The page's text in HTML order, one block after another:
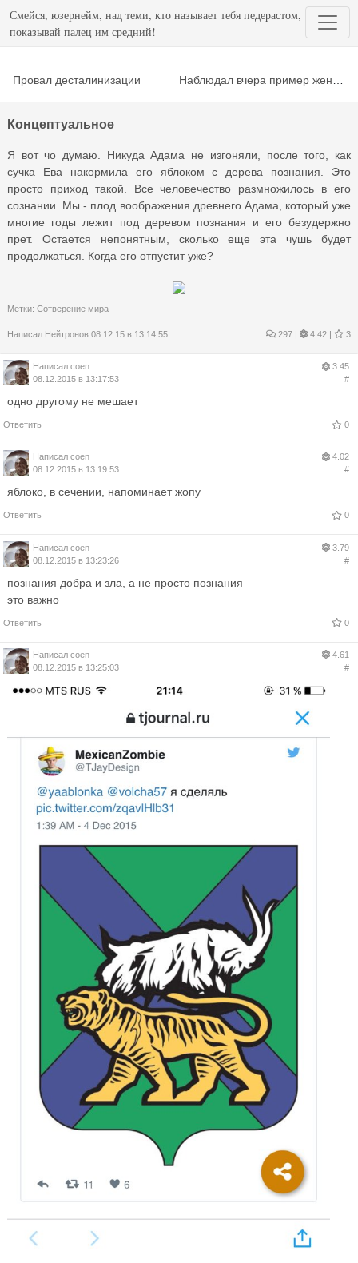
Смейся, юзернейм, над теми, кто называет тебя педерастом,
показывай палец им средний!
Провал десталинизации
Концептуальное
Я вот чо думаю. Никуда Адама не изгоняли, после того, как
сучка Ева накормила его яблоком с дерева познания. Это
просто приход такой. Все человечество размножилось в его
сознании. Мы - плод воображения древнего Адама, который уже
многие годы лежит под деревом познания и его безудержно
прет. Остается непонятным, сколько еще эта чушь будет
продолжаться. Когда его отпустит уже?
Метки: Сотверение мира
Написал Нейтронов 08.12.15 в 13:14:55 297 | 4.42 | 3
Написал coen
08.12.2015 в 13:17:53
3.45
#
одно другому не мешает
Ответить 0
Написал coen
08.12.2015 в 13:19:53
4.02
#
яблоко, в сечении, напоминает жопу
Ответить 0
Написал coen
08.12.2015 в 13:23:26
3.79
#
познания добра и зла, а не просто познания
это важно
Ответить 0
Написал coen
08.12.2015 в 13:25:03
4.61
#